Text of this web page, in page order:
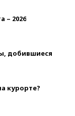
– 2026
добившиеся
курорте?